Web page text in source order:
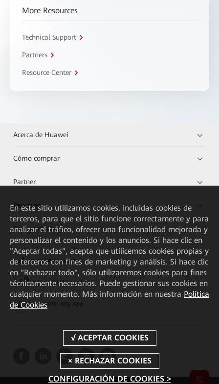
More Resources
Technical Support
Partners
Resource Center
Acerca de Huawei
Cómo comprar
Partner
Recursos
Enlaces directos
HUAWEI eKit App
Huawei HiKnow App
HUAWEI eFly App
En este sitio utilizamos cookies, incluidas cookies de
terceros, para que el sitio funcione correctamente y para
analizar el tráfico, ofrecer una funcionalidad mejorada y
personalizar el contenido y los anuncios. Si hace clic en
"Aceptar todas", acepta que utilicemos cookies propias y
de terceros con fines de marketing y análisis. Si hace clic
en "Rechazar todo", sólo utilizaremos cookies para fines
técnicamente necesarios. Puede gestionar sus cookies en
cualquier momento. Más información en nuestra Política
de Cookies
CONFIGURACIÓN DE COOKIES >